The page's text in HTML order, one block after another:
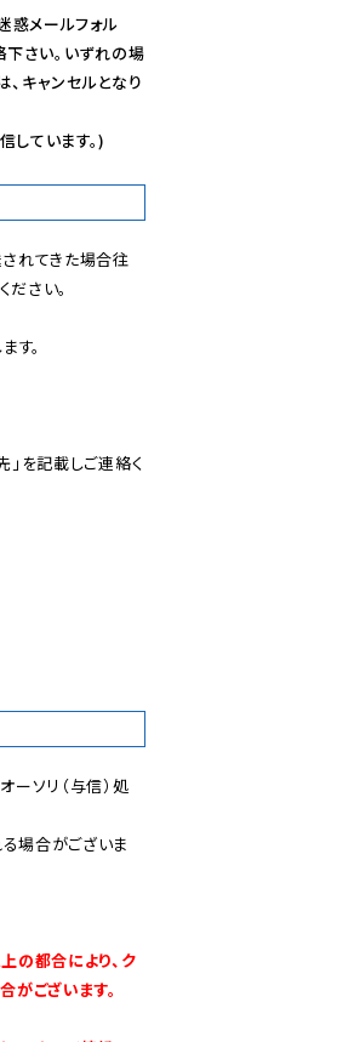
惑メールフォル
さい。いずれの場
キャンセルとなり
ています。)
れてきた場合往
さい。
」を記載しご連絡く
ーソリ（与信）処
場合がございま
の都合により、ク
がございます。